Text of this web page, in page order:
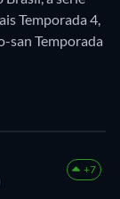
Temporada 4,
san Temporada
+7